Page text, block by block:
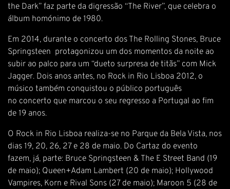
the Dark” faz parte da digressão “The River”, que celebra o
álbum homónimo de 1980.
Em 2014, durante o concerto dos The Rolling Stones, Bruce
Springsteen protagonizou um dos momentos da noite ao
subir ao palco para um “dueto surpresa de titãs” com Mick
Jagger. Dois anos antes, no Rock in Rio Lisboa 2012, o
músico também conquistou o público português
no concerto que marcou o seu regresso a Portugal ao fim
de 19 anos.
O Rock in Rio Lisboa realiza-se no Parque da Bela Vista, nos
dias 19, 20, 26, 27 e 28 de maio. Do Cartaz do evento
fazem, já, parte: Bruce Springsteen & The E Street Band (19
de maio); Queen+Adam Lambert (20 de maio); Hollywood
Vampires, Korn e Rival Sons (27 de maio); Maroon 5 (28 de